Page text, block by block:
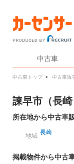
中古車
中古車トップ > 中古車販
諫早市（長
所在地から中古車
地域 長崎
掲載物件から中古